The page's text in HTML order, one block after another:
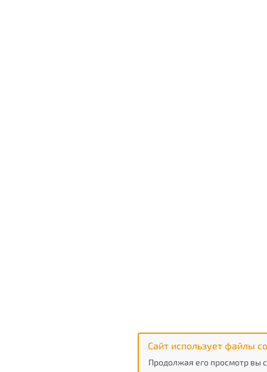
Сайт использует файлы
Продолжая его просмотр вы